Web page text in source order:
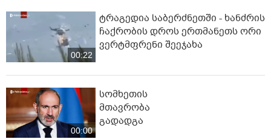
00:22
ტრაგედია საბერძნეთში - ხანძრის
ჩაქრობის დროს ერთმანეთს ორი
ვერტმფრენი შეეჯახა
00:00
სომხეთის
მთავრობა
გადადგა